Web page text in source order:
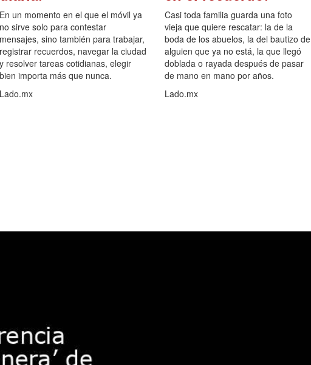
En un momento en el que el móvil ya
no sirve solo para contestar
mensajes, sino también para trabajar,
registrar recuerdos, navegar la ciudad
y resolver tareas cotidianas, elegir
bien importa más que nunca.
Lado.mx
Casi toda familia guarda una foto
vieja que quiere rescatar: la de la
boda de los abuelos, la del bautizo de
alguien que ya no está, la que llegó
doblada o rayada después de pasar
de mano en mano por años.
Lado.mx